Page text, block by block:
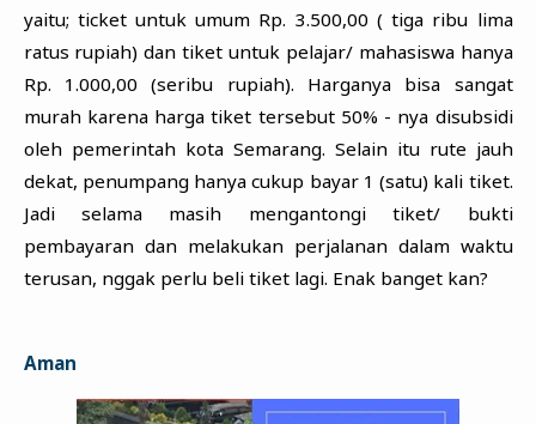
yaitu; ticket untuk umum Rp. 3.500,00 ( tiga ribu lima
ratus rupiah) dan tiket untuk pelajar/ mahasiswa hanya
Rp. 1.000,00 (seribu rupiah). Harganya bisa sangat
murah karena harga tiket tersebut 50% - nya disubsidi
oleh pemerintah kota Semarang. Selain itu rute jauh
dekat, penumpang hanya cukup bayar 1 (satu) kali tiket.
Jadi selama masih mengantongi tiket/ bukti
pembayaran dan melakukan perjalanan dalam waktu
terusan, nggak perlu beli tiket lagi. Enak banget kan?
Aman